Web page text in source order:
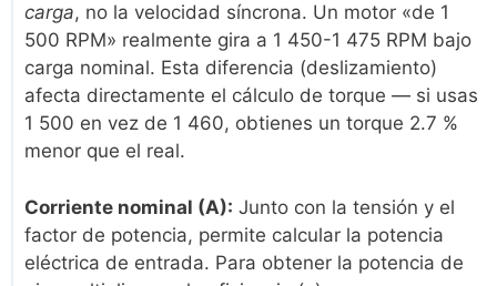
carga, no la velocidad síncrona. Un motor «de 1
500 RPM» realmente gira a 1 450-1 475 RPM bajo
carga nominal. Esta diferencia (deslizamiento)
afecta directamente el cálculo de torque — si usas
1 500 en vez de 1 460, obtienes un torque 2.7 %
menor que el real.
Corriente nominal (A): Junto con la tensión y el
factor de potencia, permite calcular la potencia
eléctrica de entrada. Para obtener la potencia de